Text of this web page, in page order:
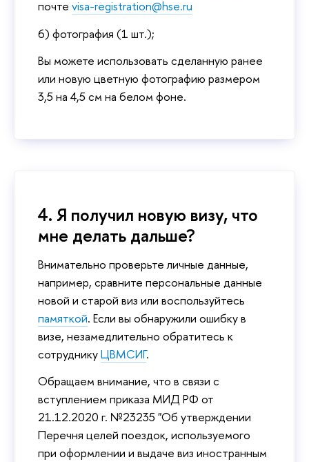
почте visa-registration@hse.ru
6) фотография (1 шт.);
Вы можете использовать сделанную ранее
или новую цветную фотографию размером
3,5 на 4,5 см на белом фоне.
4. Я получил новую визу, что
мне делать дальше?
Внимательно проверьте личные данные,
например, сравните персональные данные
новой и старой виз или воспользуйтесь
памяткой. Если вы обнаружили ошибку в
визе, незамедлительно обратитесь к
сотрудникуЦВМСИГ.
Обращаем внимание, что в связи с
вступлением приказа МИД РФ от
21.12.2020 г. №23235 "Об утверждении
Перечня целей поездок, используемого
при оформлении и выдаче виз иностранным